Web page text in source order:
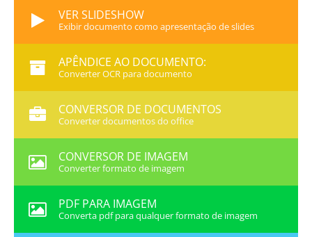
VER SLIDESHOW
Exibir documento como apresentação de slides
APÊNDICE AO DOCUMENTO:
Converter OCR para documento
CONVERSOR DE DOCUMENTOS
Converter documentos do office
CONVERSOR DE IMAGEM
Converter formato de imagem
PDF PARA IMAGEM
Converta pdf para qualquer formato de imagem